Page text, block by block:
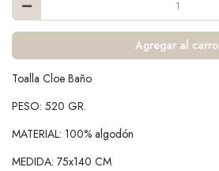
Agregar al carro
Toalla Cloe Baño
PESO: 520 GR.
MATERIAL: 100% algodón
MEDIDA: 75x140 CM